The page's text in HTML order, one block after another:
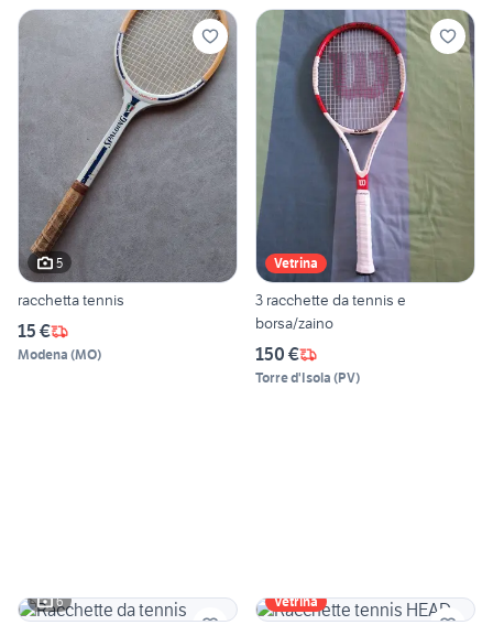
5
racchetta tennis
15 €
Modena (MO)
Vetrina
3 racchette da tennis e
borsa/zaino
150 €
Torre d'Isola (PV)
6 Vetrina